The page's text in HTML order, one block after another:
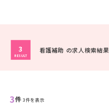
3
RESULT
看護補助 の求人検索結果
3件 3件を表示